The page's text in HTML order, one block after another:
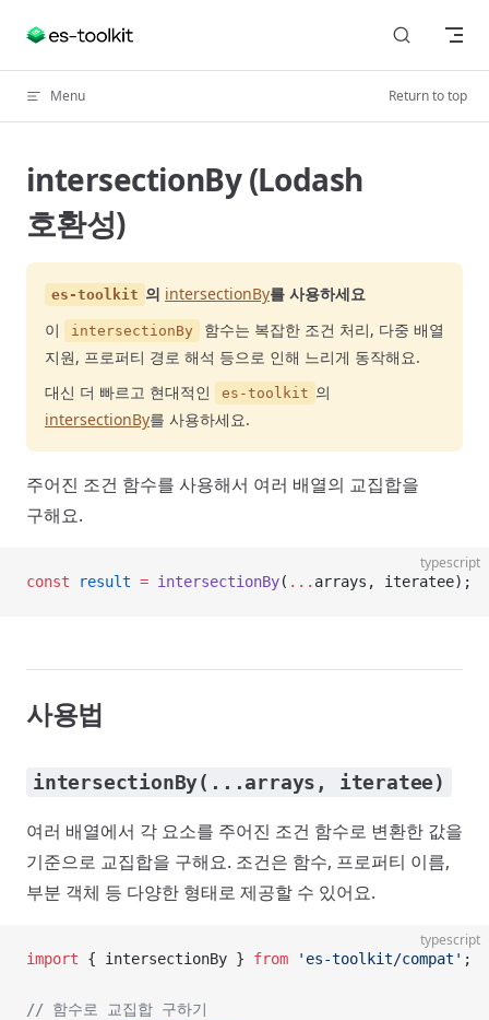
Skip to content
Menu Return to top
intersectionBy (Lodash
호환성)
es-toolkit 의 intersectionBy를 사용하세요
이
intersectionBy
함수는 복잡한 조건 처리, 다중 배열
지원, 프로퍼티 경로 해석 등으로 인해 느리게 동작해요.
대신 더 빠르고 현대적인
es-toolkit 의
intersectionBy를 사용하세요.
주어진 조건 함수를 사용해서 여러 배열의 교집합을
구해요.
typescript
const result = intersectionBy( ... arrays, iteratee);
사용법
intersectionBy(...arrays, iteratee)
여러 배열에서 각 요소를 주어진 조건 함수로 변환한 값을
기준으로 교집합을 구해요. 조건은 함수, 프로퍼티 이름,
부분 객체 등 다양한 형태로 제공할 수 있어요.
typescript
import { intersectionBy } from 'es-toolkit/compat' ;
// 함수로 교집합 구하기